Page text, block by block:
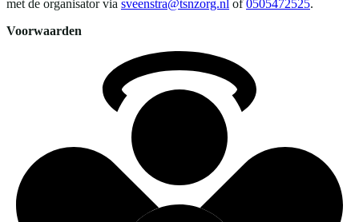
met de organisator via sveenstra@tsnzorg.nl of 0505472525.
Voorwaarden